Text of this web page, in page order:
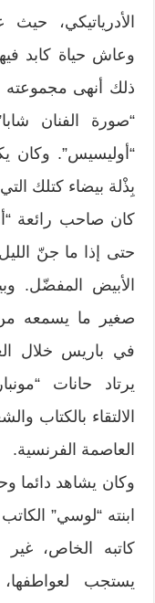
الأدرياتيكي، حيث
وعاش حياة كابد
ذلك أنهى مجموعته
“صورة الفنان
“أوليسيس”. وكان
بِذْلة بيضاء كتلك
كان صاحب رائعة
حتى إذا ما جنّ
الأبيض المفضّل.
صغير ما يسمعه
في باريس خلال
يرتاد حانات
الالتقاء بالكتاب
العاصمة الفرنسية.
وكان يشاهد دائما
ابنته “لوسي”
كاتبه الخاص،
يستجب